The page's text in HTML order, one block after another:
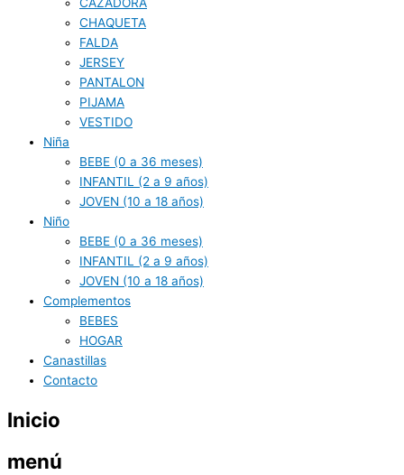
CAZADORA
CHAQUETA
FALDA
JERSEY
PANTALON
PIJAMA
VESTIDO
Niña
BEBE (0 a 36 meses)
INFANTIL (2 a 9 años)
JOVEN (10 a 18 años)
Niño
BEBE (0 a 36 meses)
INFANTIL (2 a 9 años)
JOVEN (10 a 18 años)
Complementos
BEBES
HOGAR
Canastillas
Contacto
Inicio
menú